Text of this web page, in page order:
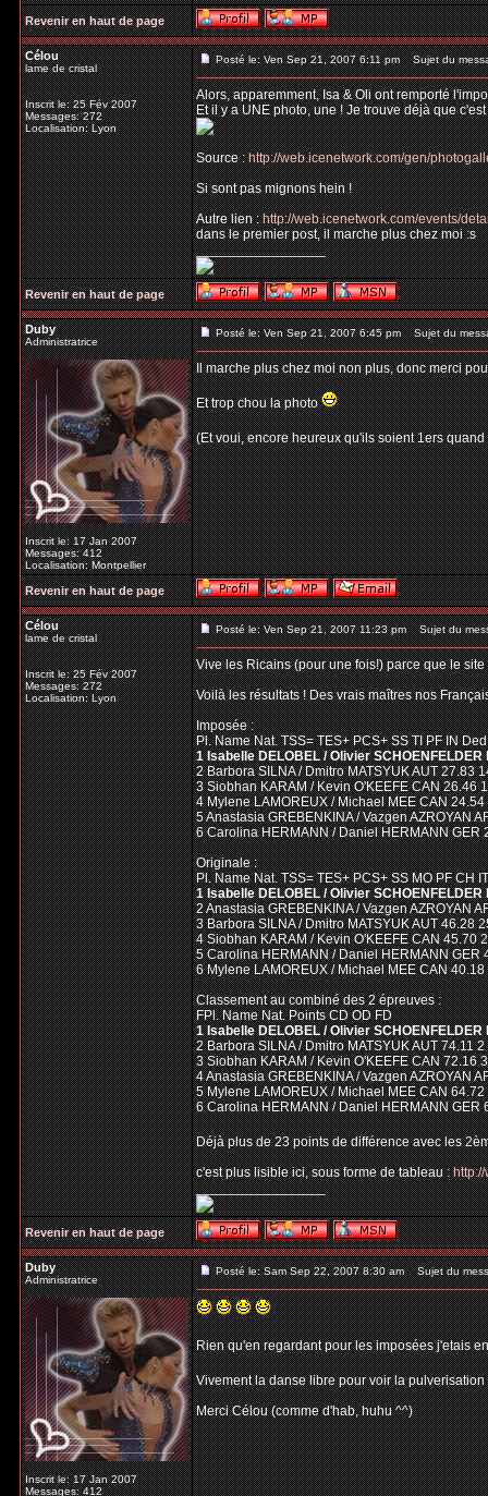
Revenir en haut de page
Célou
lame de cristal
Inscrit le: 25 Fév 2007
Messages: 272
Localisation: Lyon
Posté le: Ven Sep 21, 2007 6:11 pm Sujet du
Alors, apparemment, Isa & Oli ont remporté
Et il y a UNE photo, une ! Je trouve déjà que
Source :http://web.icenetwork.com/gen/
Si sont pas mignons hein !
Autre lien :http://web.icenetwork.com/events/
dans le premier post, il marche plus chez moi :s
_________________
Revenir en haut de page
Duby
Administratrice
Inscrit le: 17 Jan 2007
Messages: 412
Localisation: Montpellier
Posté le: Ven Sep 21, 2007 6:45 pm Sujet du
Il marche plus chez moi non plus, donc merci
Et trop chou la photo
(Et voui, encore heureux qu'ils soient 1ers
Revenir en haut de page
Célou
lame de cristal
Inscrit le: 25 Fév 2007
Messages: 272
Localisation: Lyon
Posté le: Ven Sep 21, 2007 11:23 pm Sujet du
Vive les Ricains (pour une fois!) parce que le
Voilà les résultats ! Des vrais maîtres nos
Imposée :
Pl. Name Nat. TSS= TES+ PCS+ SS TI PF IN
1 Isabelle DELOBEL / Olivier
2 Barbora SILNA / Dmitro MATSYUK AUT 27.83
3 Siobhan KARAM / Kevin O'KEEFE CAN 26.46
4 Mylene LAMOREUX / Michael MEE CAN
5 Anastasia GREBENKINA / Vazgen AZROYAN
6 Carolina HERMANN / Daniel HERMANN
Originale :
Pl. Name Nat. TSS= TES+ PCS+ SS MO PF CH
1 Isabelle DELOBEL / Olivier
2 Anastasia GREBENKINA / Vazgen AZROYAN
3 Barbora SILNA / Dmitro MATSYUK AUT 46.28
4 Siobhan KARAM / Kevin O'KEEFE CAN 45.70
5 Carolina HERMANN / Daniel HERMANN
6 Mylene LAMOREUX / Michael MEE CAN
Classement au combiné des 2 épreuves :
FPl. Name Nat. Points CD OD FD
1 Isabelle DELOBEL / Olivier SCHOENFELDER
2 Barbora SILNA / Dmitro MATSYUK AUT 74.11 2
3 Siobhan KARAM / Kevin O'KEEFE CAN 72.16
4 Anastasia GREBENKINA / Vazgen AZROYAN
5 Mylene LAMOREUX / Michael MEE CAN 64.72
6 Carolina HERMANN / Daniel HERMANN GER
Déjà plus de 23 points de différence avec les
c'est plus lisible ici, sous forme de tableau :
_________________
Revenir en haut de page
Duby
Administratrice
Inscrit le: 17 Jan 2007
Messages: 412
Posté le: Sam Sep 22, 2007 8:30 am Sujet du
Rien qu'en regardant pour les imposées j'etais
Vivement la danse libre pour voir la
Merci Célou (comme d'hab, huhu ^^)